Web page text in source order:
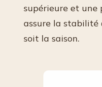
supérieure et une
assure la stabilité
soit la saison.